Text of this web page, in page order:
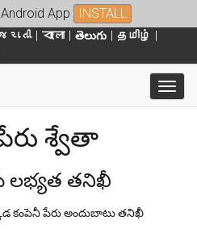
App INSTALL
বাংলা తెలుగు
தமிழ்
శ్వేతా
లభ్యత తనిఖీ
కంపెనీ పేరు అందుబాటు తనిఖీ